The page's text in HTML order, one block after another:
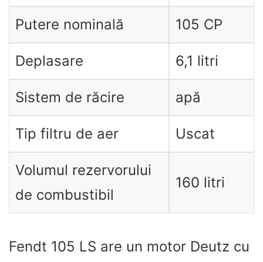
Putere nominală 105 CP
Deplasare 6,1 litri
Sistem de răcire apă
Tip filtru de aer Uscat
Volumul rezervorului
de combustibil
160 litri
Fendt 105 LS are un motor Deutz cu